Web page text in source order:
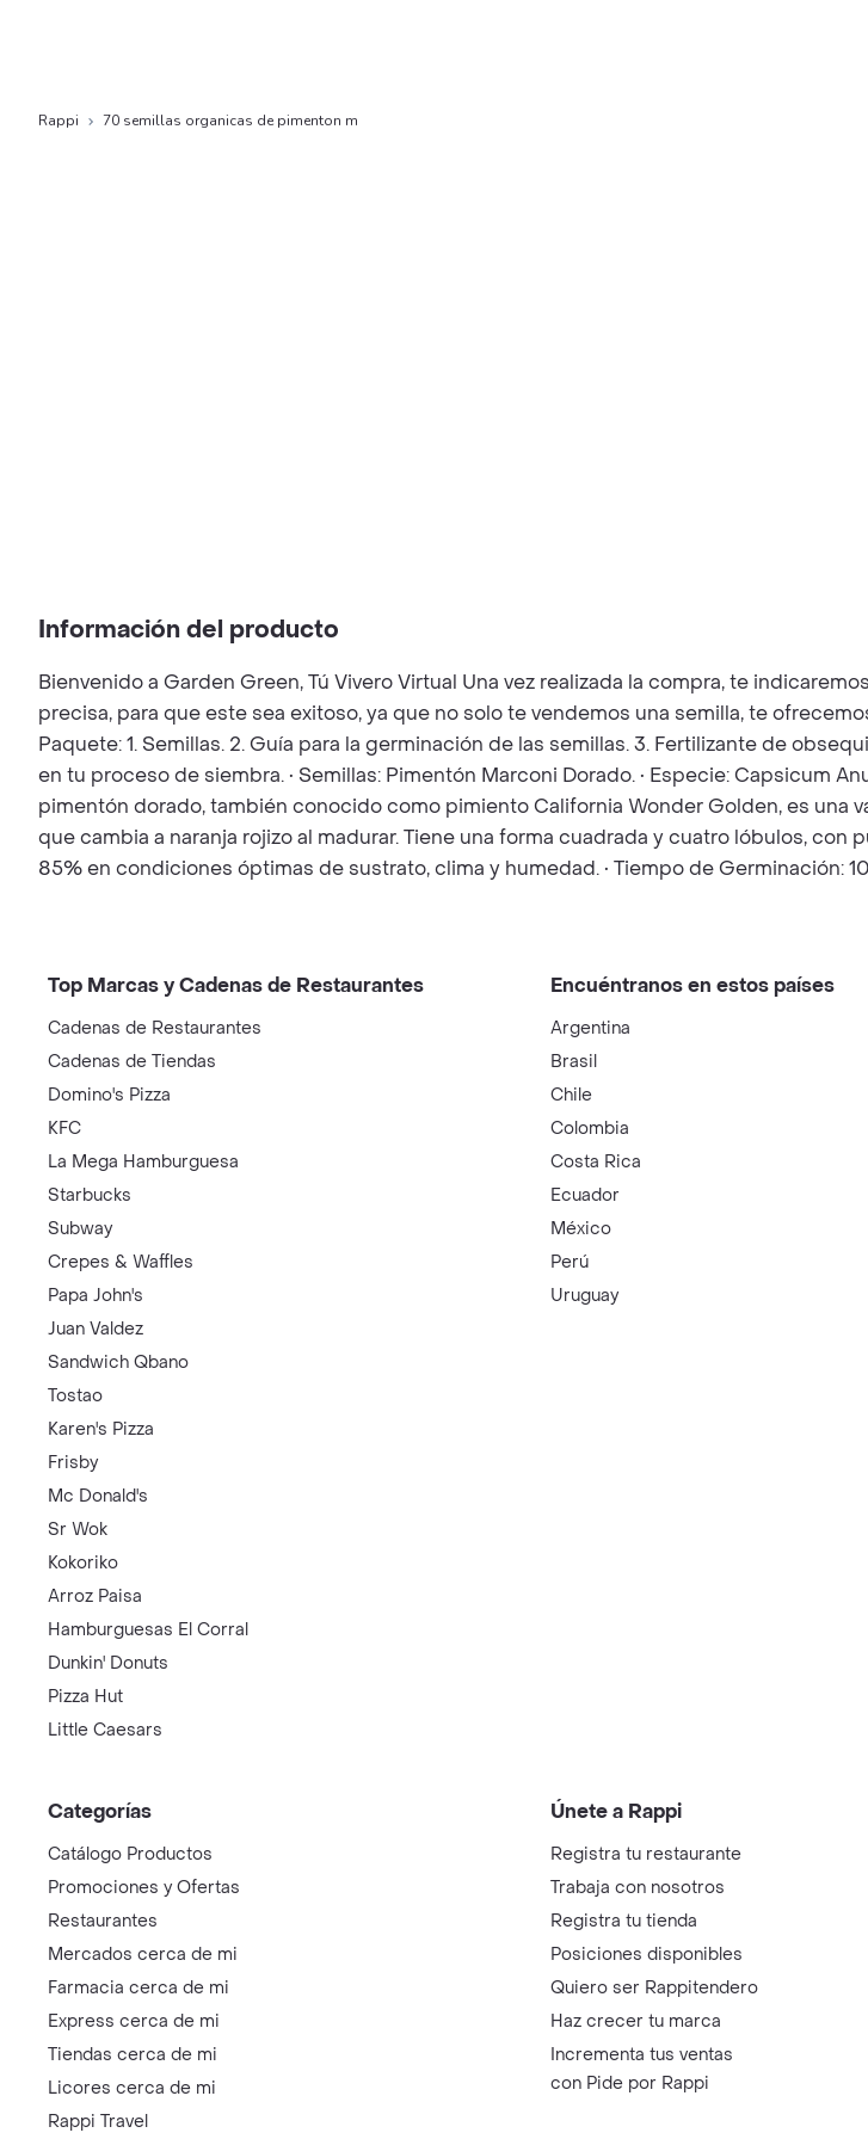
Rappi 70 semillas organicas de pimenton m
Información del producto
Bienvenido a Garden Green, Tú Vivero Virtual Una vez realizada la compra, te
precisa, para que este sea exitoso, ya que no solo te vendemos una semilla, te
Paquete: 1. Semillas. 2. Guía para la germinación de las semillas. 3. Fertilizante de
en tu proceso de siembra. • Semillas: Pimentón Marconi Dorado. • Especie: Capsicum
pimentón dorado, también conocido como pimiento California Wonder Golden, es
que cambia a naranja rojizo al madurar. Tiene una forma cuadrada y cuatro lóbulos, con
85% en condiciones óptimas de sustrato, clima y humedad. • Tiempo de Germinación:
Top Marcas y Cadenas de Restaurantes
Cadenas de Restaurantes
Cadenas de Tiendas
Domino's Pizza
KFC
La Mega Hamburguesa
Starbucks
Subway
Crepes & Waffles
Papa John's
Juan Valdez
Sandwich Qbano
Tostao
Karen's Pizza
Frisby
Mc Donald's
Sr Wok
Kokoriko
Arroz Paisa
Hamburguesas El Corral
Dunkin' Donuts
Pizza Hut
Little Caesars
Encuéntranos en estos países
Argentina
Brasil
Chile
Colombia
Costa Rica
Ecuador
México
Perú
Uruguay
Categorías
Catálogo Productos
Promociones y Ofertas
Restaurantes
Mercados cerca de mi
Farmacia cerca de mi
Express cerca de mi
Tiendas cerca de mi
Licores cerca de mi
Rappi Travel
Únete a Rappi
Registra tu restaurante
Trabaja con nosotros
Registra tu tienda
Posiciones disponibles
Quiero ser Rappitendero
Haz crecer tu marca
Incrementa tus ventas
con Pide por Rappi